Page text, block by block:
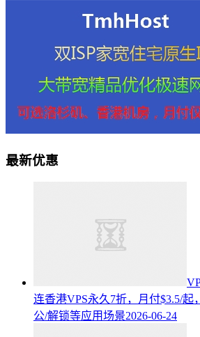
最新优惠
连香港VPS永久7折，月付$3.5/起
公/解锁等应用场景2026-06-24